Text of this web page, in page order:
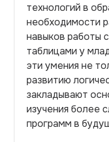
технологий в
необходимости
навыков работы
таблицами у
эти умения не
развитию
закладывают
изучения более
программ в